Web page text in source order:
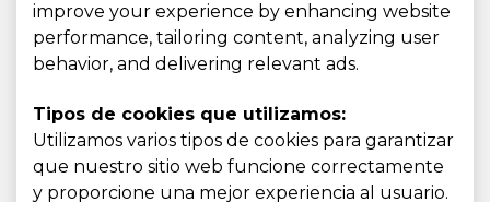
improve your experience by enhancing website
performance, tailoring content, analyzing user
behavior, and delivering relevant ads.
Tipos de cookies que utilizamos:
Utilizamos varios tipos de cookies para garantizar
que nuestro sitio web funcione correctamente
y proporcione una mejor experiencia al usuario.